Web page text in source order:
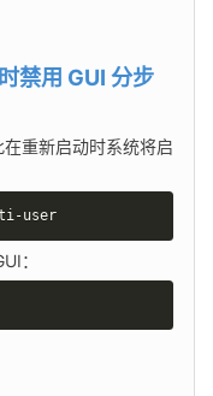
禁用 GUI 分步
重新启动时系统将启
user
：